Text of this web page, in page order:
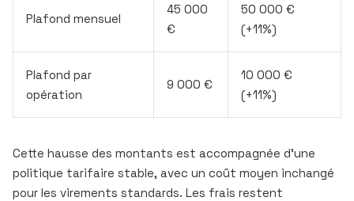
Plafond mensuel
45 000
€
50 000 €
(+11%)
Plafond par
opération
9 000 €
10 000 €
(+11%)
Cette hausse des montants est accompagnée d’une
politique tarifaire stable, avec un coût moyen inchangé
pour les virements standards. Les frais restent